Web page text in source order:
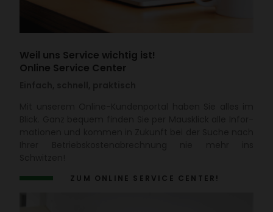
Weil uns Service wichtig ist!
Online Service Center
ZUM ONLINE SERVICE CENTER!